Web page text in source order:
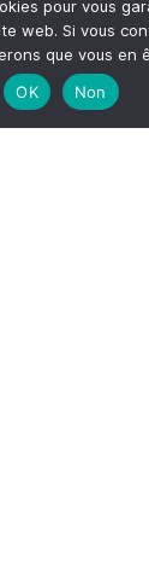
pour vous
web. Si vous
que vous en
OK
Non